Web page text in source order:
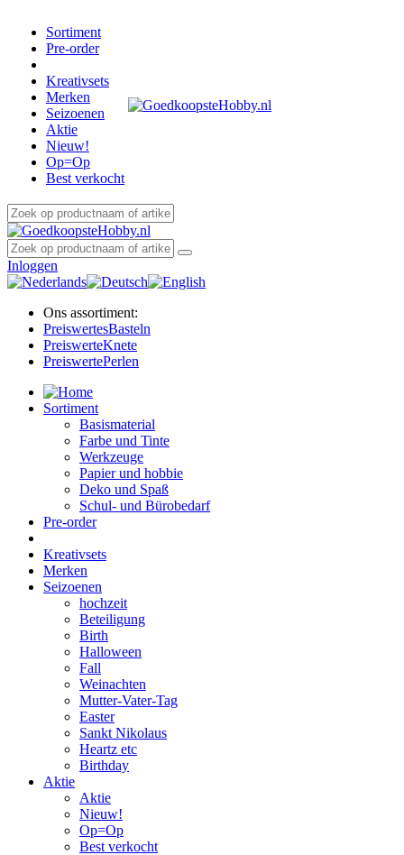
Sortiment
Pre-order
Kreativsets
Merken
Seizoenen
Aktie
Nieuw!
Op=Op
Best verkocht
Inloggen
Ons assortiment:
PreiswertesBasteln
PreiswerteKnete
PreiswertePerlen
Sortiment
Basismaterial
Farbe und Tinte
Werkzeuge
Papier und hobbie
Deko und Spaß
Schul- und Bürobedarf
Pre-order
Kreativsets
Merken
Seizoenen
hochzeit
Beteiligung
Birth
Halloween
Fall
Weinachten
Mutter-Vater-Tag
Easter
Sankt Nikolaus
Heartz etc
Birthday
Aktie
Aktie
Nieuw!
Op=Op
Best verkocht